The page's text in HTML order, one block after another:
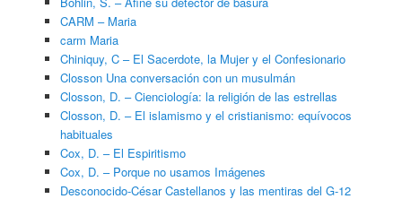
CARM – Maria
carm Maria
Chiniquy, C – El Sacerdote, la Mujer y el Confesionario
Closson Una conversación con un musulmán
Closson, D. – Cienciología: la religión de las estrellas
Closson, D. – El islamismo y el cristianismo: equívocos
habituales
Cox, D. – El Espiritismo
Cox, D. – Porque no usamos Imágenes
Desconocido-César Castellanos y las mentiras del G-12